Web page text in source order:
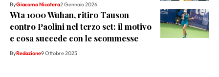
ByGiacomo Nicotera2 Gennaio 2026
Wta 1000 Wuhan, ritiro Tauson
contro Paolini nel terzo set: il motivo
e cosa succede con le scommesse
ByRedazione9 Ottobre 2025